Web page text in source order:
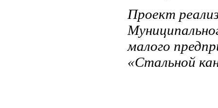
Проект
малого
«Стальной